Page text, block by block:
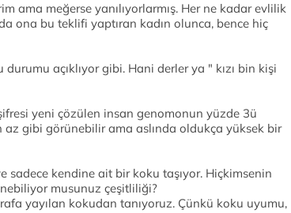
ama meğerse yanılıyorlarmış. Her ne kadar evlilik
ona bu teklifi yaptıran kadın olunca, bence hiç
açıklıyor gibi. Hani derler ya " kızı bin kişi
yeni çözülen insan genomonun yüzde 3ü
az gibi görünebilir ama aslında oldukça yüksek bir
sadece kendine ait bir koku taşıyor. Hiçkimsenin
musunuz çeşitliliği?
yayılan kokudan tanıyoruz. Çünkü koku uyumu,